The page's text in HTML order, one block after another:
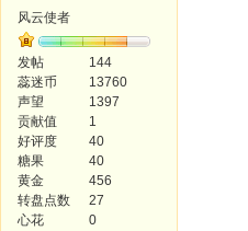
风云使者
发帖
144
蕊迷币
13760
声望
1397
贡献值
1
好评度
40
糖果
40
黄金
456
转盘点数
27
心花
0